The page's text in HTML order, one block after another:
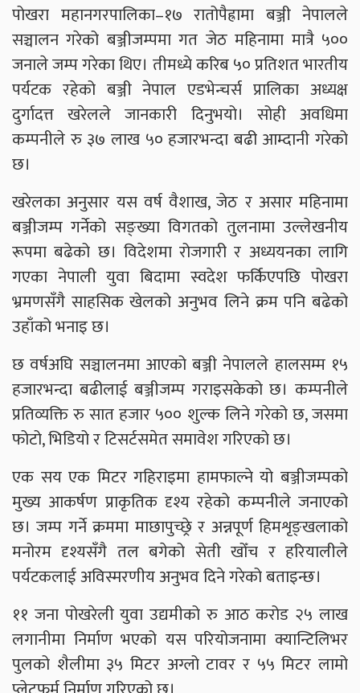
पोखरा महानगरपालिका–१७ रातोपैह्रामा बञ्जी नेपालले
सञ्चालन गरेको बञ्जीजम्पमा गत जेठ महिनामा मात्रै ५००
जनाले जम्प गरेका थिए। तीमध्ये करिब ५० प्रतिशत भारतीय
पर्यटक रहेको बञ्जी नेपाल एडभेन्चर्स प्रालिका अध्यक्ष
दुर्गादत्त खरेलले जानकारी दिनुभयो। सोही अवधिमा
कम्पनीले रु ३७ लाख ५० हजारभन्दा बढी आम्दानी गरेको
छ।
खरेलका अनुसार यस वर्ष वैशाख, जेठ र असार महिनामा
बञ्जीजम्प गर्नेको सङ्ख्या विगतको तुलनामा उल्लेखनीय
रूपमा बढेको छ। विदेशमा रोजगारी र अध्ययनका लागि
गएका नेपाली युवा बिदामा स्वदेश फर्किएपछि पोखरा
भ्रमणसँगै साहसिक खेलको अनुभव लिने क्रम पनि बढेको
उहाँको भनाइ छ।
छ वर्षअघि सञ्चालनमा आएको बञ्जी नेपालले हालसम्म १५
हजारभन्दा बढीलाई बञ्जीजम्प गराइसकेको छ। कम्पनीले
प्रतिव्यक्ति रु सात हजार ५०० शुल्क लिने गरेको छ, जसमा
फोटो, भिडियो र टिसर्टसमेत समावेश गरिएको छ।
एक सय एक मिटर गहिराइमा हामफाल्ने यो बञ्जीजम्पको
मुख्य आकर्षण प्राकृतिक दृश्य रहेको कम्पनीले जनाएको
छ। जम्प गर्ने क्रममा माछापुच्छ्रे र अन्नपूर्ण हिमशृङ्खलाको
मनोरम दृश्यसँगै तल बगेको सेती खोँच र हरियालीले
पर्यटकलाई अविस्मरणीय अनुभव दिने गरेको बताइन्छ।
११ जना पोखरेली युवा उद्यमीको रु आठ करोड २५ लाख
लगानीमा निर्माण भएको यस परियोजनामा क्यान्टिलिभर
पुलको शैलीमा ३५ मिटर अग्लो टावर र ५५ मिटर लामो